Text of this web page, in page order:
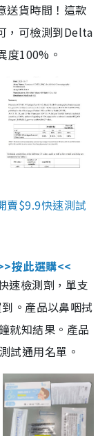
送貨時間！這款
，可檢測到Delta
度100%。
賣$9.9快速測試
按此選購<<
速檢測劑，單支
。產品以鼻咽拭
就知結果。產品
試通用名單。